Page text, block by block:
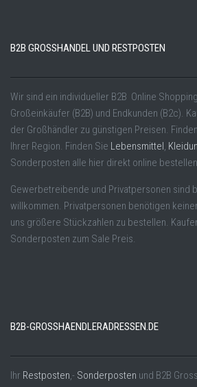
B2B GROSSHANDEL UND RESTPOSTEN
Wir sind ein individueller B2B Online
Großeinkäufer (B2B) und Endkunden (B2c).
der Großhändler zu günstigen Preisen.
Ihrer Region. Finden Sie Lebensmittel ,
Sonderposten alle hier direkt online
Gewerbetreibende und Privatpersonen sind
willkommen. Privatpersonen benötigen
uns größere Stückzahlen zu bestellen.
Sonderposten zum Sale Preis.
B2B-GROSSHAENDLERADRESSEN.DE
Ihr Restposten,- Sonderposten und B2B